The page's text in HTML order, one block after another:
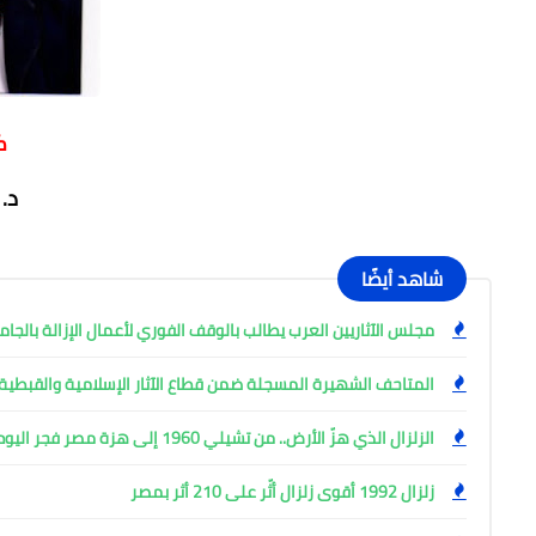
شاهد أيضًا
مجلس الآثاريين العرب يطالب بالوقف الفوري لأعمال الإزالة
المتاحف الشهيرة المسجلة ضمن قطاع الآثار الإسلامية
الزلزال الذي هزّ الأرض.. من تشيلي 1960 إلى هزة مصر فجر اليوم
زلزال 1992 أقوى زلزال أثّر على 210 أثر بمصر